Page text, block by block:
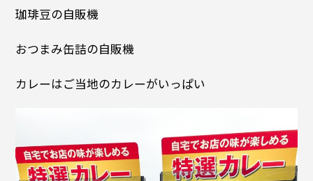
珈琲豆の自販機
おつまみ缶詰の自販機
カレーはご当地のカレーがいっぱい